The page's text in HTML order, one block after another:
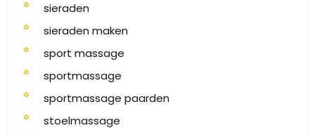
sieraden
sieraden maken
sport massage
sportmassage
sportmassage paarden
stoelmassage